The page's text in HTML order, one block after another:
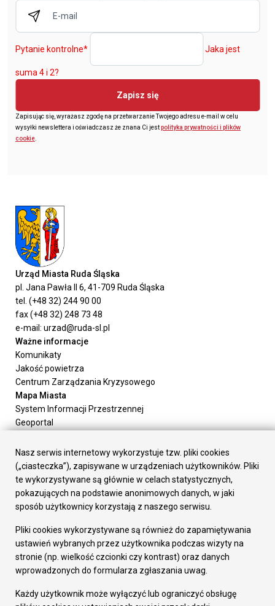
Pytanie kontrolne* Jaka jest
suma 4 i 2?
Zapisz się
Zapisując się, wyrażasz zgodę na przetwarzanie Twojego adresu e-mail w celu
wysyłki newslettera i oświadczasz że znana Ci jestpolityka prywatności i plików
cookie
Urząd Miasta Ruda Śląska
pl. Jana Pawła II 6, 41-709 Ruda Śląska
tel. (+48 32) 244 90 00
fax (+48 32) 248 73 48
e-mail: urzad@ruda-sl.pl
Ważne informacje
Komunikaty
Jakość powietrza
Centrum Zarządzania Kryzysowego
Mapa Miasta
System Informacji Przestrzennej
Geoportal
Załatw sprawę
Prezydent Miasta
Rada Miasta
Wydziały
Elektroniczna Skrzynka Podawcza
Gospodarka
Fundusze europejskie
Środki krajowe
Oferty inwestycyjne
Pozostałe
Nasz serwis internetowy wykorzystuje tzw. pliki cookies
(„ciasteczka”), zapisywane w urządzeniach użytkowników. Pliki
te wykorzystywane są głównie w celach statystycznych,
pokazujących na podstawie anonimowych danych, w jaki
sposób użytkownicy korzystają z naszego serwisu.
Pliki cookies wykorzystywane są również do zapamiętywania
ustawień wybranych przez użytkownika podczas wizyty na
stronie (np. wielkość czcionki czy kontrast) oraz danych
wprowadzonych do formularza zgłaszania uwag.
Każdy użytkownik może wyłączyć lub ograniczyć obsługę